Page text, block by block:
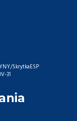
SkrytkaESP
31